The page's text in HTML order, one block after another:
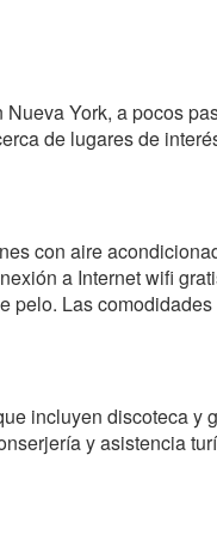
York, a pocos
de lugares de
con aire
a Internet wifi
pelo. Las
incluyen discoteca y
y asistencia